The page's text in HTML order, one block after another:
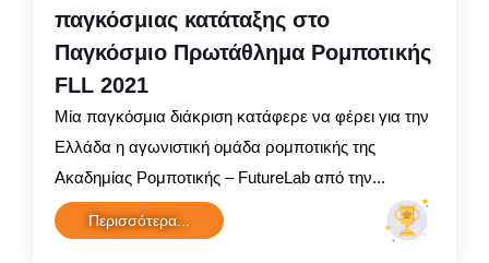
παγκόσμιας κατάταξης στο
Παγκόσμιο Πρωτάθλημα Ρομποτικής
FLL 2021
Μία παγκόσμια διάκριση κατάφερε να φέρει για την
Ελλάδα η αγωνιστική ομάδα ρομποτικής της
Ακαδημίας Ρομποτικής – FutureLab από την...
Περισσότερα...